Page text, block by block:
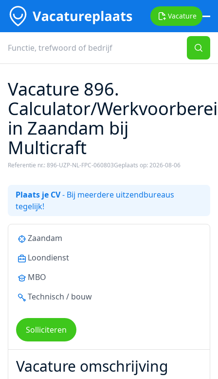
Vacature
Vacature 896.
Calculator/
in Zaandam bij
Multicraft
Referentie nr.: 896-UZP-NL-FPC-060803Geplaats op: 2026-08-06
Plaats je CV- Bij meerdere uitzendbureaus
tegelijk!
Zaandam
Loondienst
MBO
Technisch / bouw
Solliciteren
Vacature omschrijving